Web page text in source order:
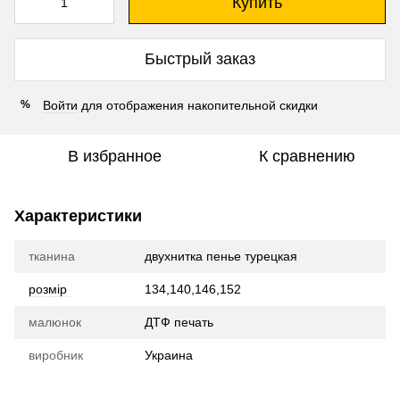
Быстрый заказ
% Войти для отображения накопительной скидки
В избранное К сравнению
Характеристики
тканина двухнитка пенье турецкая
розмір 134,140,146,152
малюнок ДТФ печать
виробник Украина